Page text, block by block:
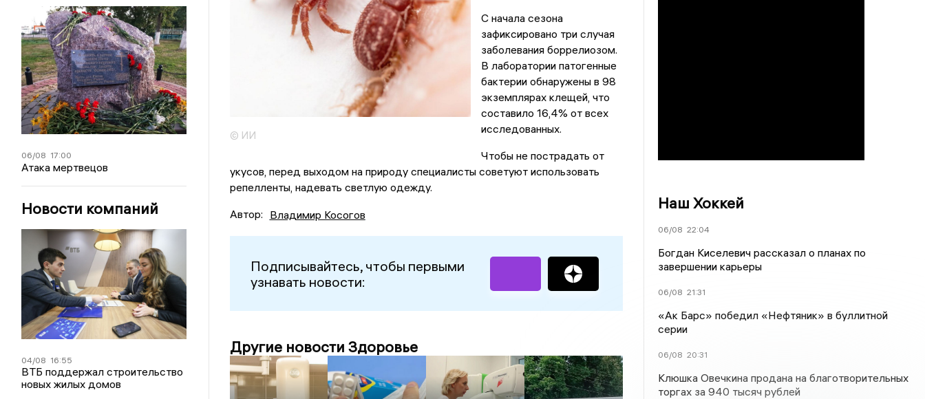
06/08 17:00
Атака мертвецов
Новости компаний
04/08 16:55
ВТБ поддержал строительство
новых жилых домов
© ИИ
С начала сезона
зафиксировано три случая
заболевания боррелиозом.
В лаборатории патогенные
бактерии обнаружены в 98
экземплярах клещей, что
составило 16,4% от всех
исследованных.
Чтобы не пострадать от
укусов, перед выходом на природу специалисты советуют использовать
репелленты, надевать светлую одежду.
Автор: Владимир Косогов
Подписывайтесь, чтобы первыми
узнавать новости:
Другие новости Здоровье
Наш Хоккей
06/08 22:04
Богдан Киселевич рассказал о планах по
завершении карьеры
06/08 21:31
«Ак Барс» победил «Нефтяник» в буллитной
серии
06/08 20:31
Клюшка Овечкина продана на благотворительных
торгах за 940 тысяч рублей